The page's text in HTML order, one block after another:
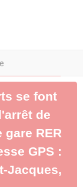
se font
de
RER
GPS :
Jacques,